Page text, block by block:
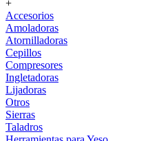
+
Accesorios
Amoladoras
Atornilladoras
Cepillos
Compresores
Ingletadoras
Lijadoras
Otros
Sierras
Taladros